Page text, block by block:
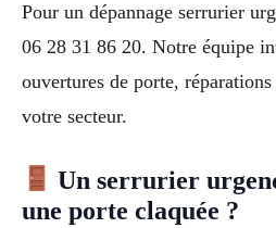
Pour un dépannage serrurier
06 28 31 86 20. Notre équipe
ouvertures de porte,
votre secteur.
Un serrurier
une porte claquée ?